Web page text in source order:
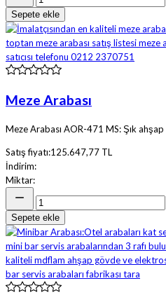
Sepete ekle
Meze Arabası
Meze Arabası AOR-471 MS: Şık
Satış fiyatı:125.647,77 TL
İndirim:
Miktar:
Sepete ekle